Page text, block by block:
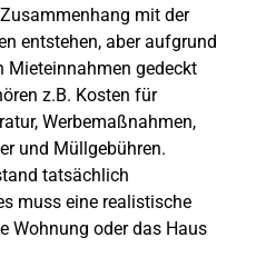
mit der
entstehen, aber aufgrund
Mieteinnahmen gedeckt
z.B. Kosten für
Werbemaßnahmen,
und Müllgebühren.
tatsächlich
muss eine realistische
Wohnung oder das Haus